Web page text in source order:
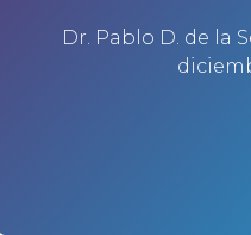
Dr. Pablo D. de la